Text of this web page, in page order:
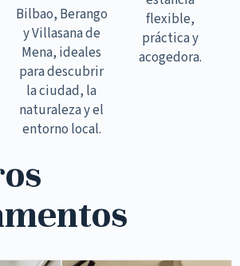
Bilbao, Berango
y Villasana de
Mena, ideales
para descubrir
la ciudad, la
naturaleza y el
entorno local.
flexible,
práctica y
acogedora.